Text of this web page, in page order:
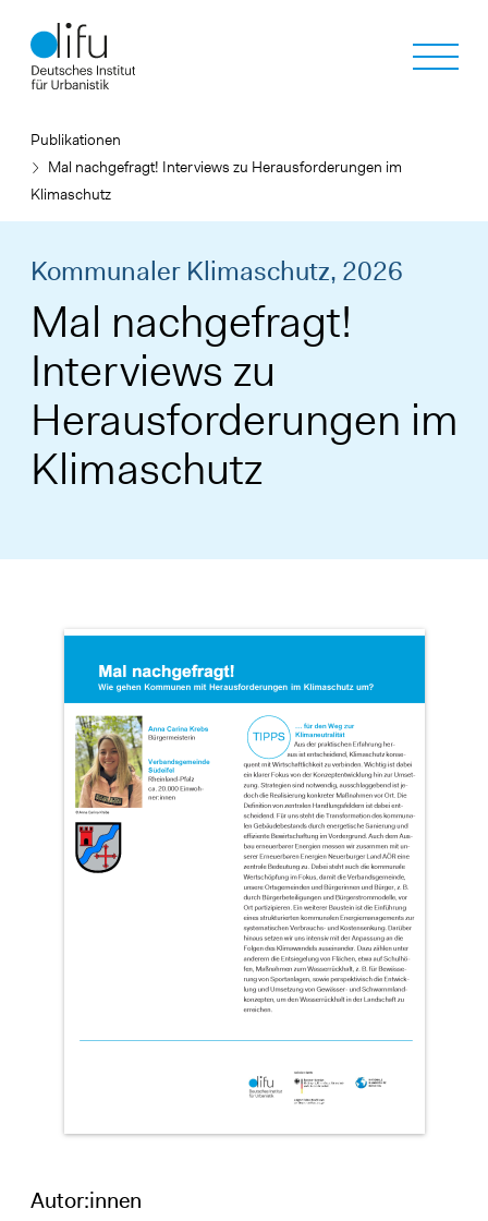
zum
Inhalt
Publikationen
Mal nachgefragt! Interviews zu Herausforderungen im
Klimaschutz
Kommunaler Klimaschutz, 2026
Mal nachgefragt!
Interviews zu
Herausforderungen im
Klimaschutz
Autor:innen